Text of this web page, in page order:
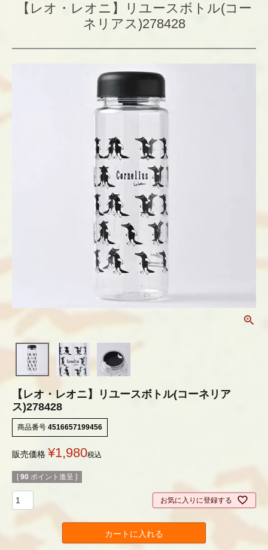
【レオ・レオニ】リユースボトル(コー
ネリアス)278428
【レオ・レオニ】リユースボトル(コーネリア
ス)278428
商品番号 4516657199456
販売価格 ¥1,980税込
[ 90 ポイント進呈 ]
お気に入りに登録する
カートに入れる